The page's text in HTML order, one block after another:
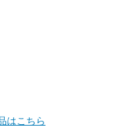
はこちら